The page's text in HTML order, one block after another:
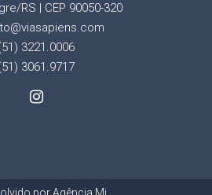
RS | CEP 90050-320
3221.0006
3061.9717